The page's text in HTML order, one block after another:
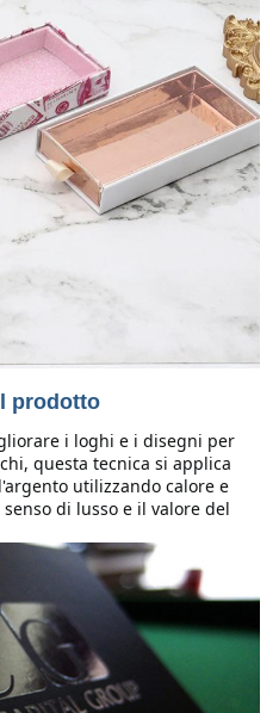
prodotto
i loghi e i disegni per
questa tecnica si applica
utilizzando calore e
di lusso e il valore del